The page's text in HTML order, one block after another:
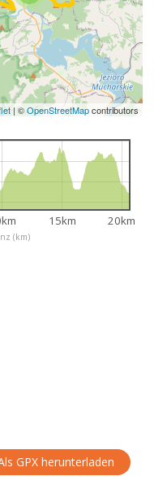
| ©OpenStreetMapcontributors
(km)
15km 20km
GPX herunterladen